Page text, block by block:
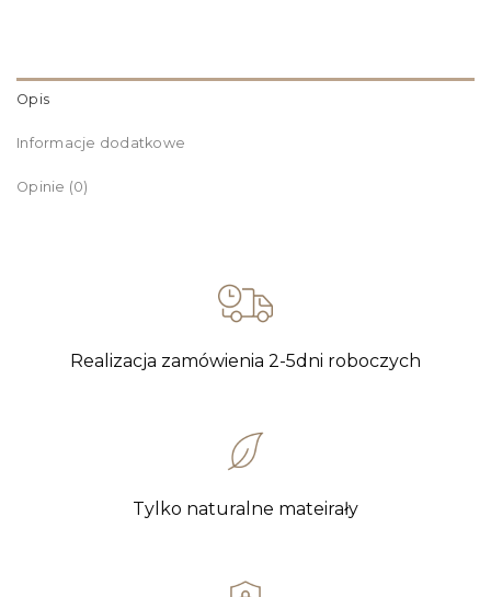
Opis
Informacje dodatkowe
Opinie (0)
Realizacja zamówienia 2-5dni roboczych
Tylko naturalne mateirały